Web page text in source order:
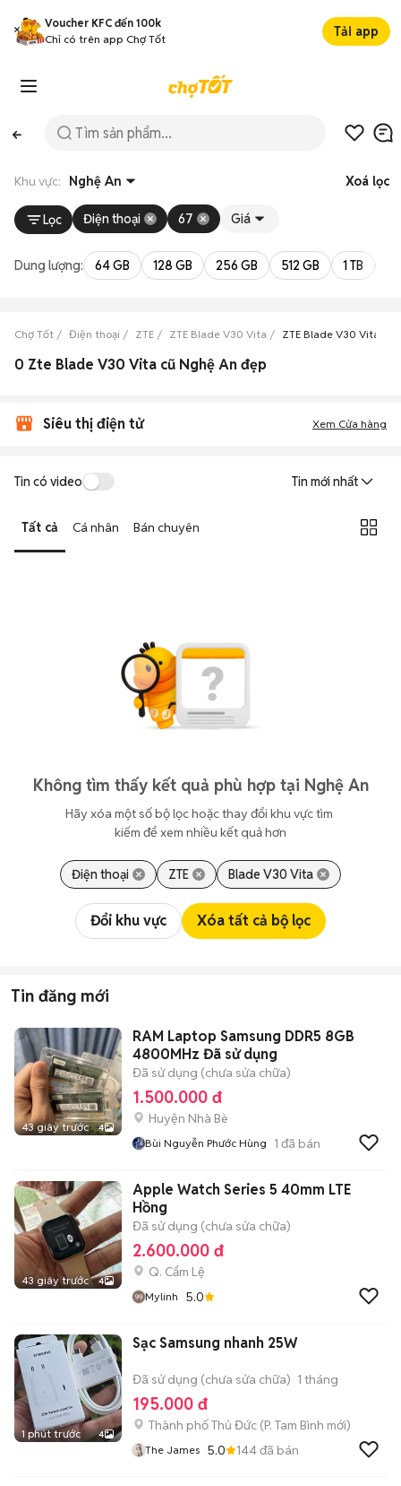
Voucher KFC đến 100k
Chỉ có trên app Chợ Tốt
Tải app
Khu vực: Nghệ An Xoá lọc
Lọc Điện thoại 67 Giá
Dung lượng: 64 GB 128 GB 256 GB 512 GB 1 TB
Chợ Tốt Điện thoại ZTE ZTE Blade V30 Vita ZTE Blade V30 Vita
0 Zte Blade V30 Vita cũ Nghệ An đẹp
Siêu thị điện tử Xem Cửa hàng
Tin có video Tin mới nhất
Tất cả Cá nhân Bán chuyên
Không tìm thấy kết quả phù hợp tại Nghệ An
Hãy xóa một số bộ lọc hoặc thay đổi khu vực tìm
kiếm để xem nhiều kết quả hơn
Điện thoại ZTE Blade V30 Vita
Đổi khu vực Xóa tất cả bộ lọc
Tin đăng mới
43 giây trước 4
RAM Laptop Samsung DDR5 8GB
4800MHz Đã sử dụng
Đã sử dụng (chưa sửa chữa)
1.500.000 đ
Huyện Nhà Bè
Bùi Nguyễn Phước Hùng 1 đã bán
43 giây trước 4
Apple Watch Series 5 40mm LTE
Hồng
Đã sử dụng (chưa sửa chữa)
2.600.000 đ
Q. Cẩm Lệ
Mylinh 5.0
1 phút trước 4
Sạc Samsung nhanh 25W
Đã sử dụng (chưa sửa chữa) 1 tháng
195.000 đ
Thành phố Thủ Đức (P. Tam Bình mới)
The James 5.0 144đã bán